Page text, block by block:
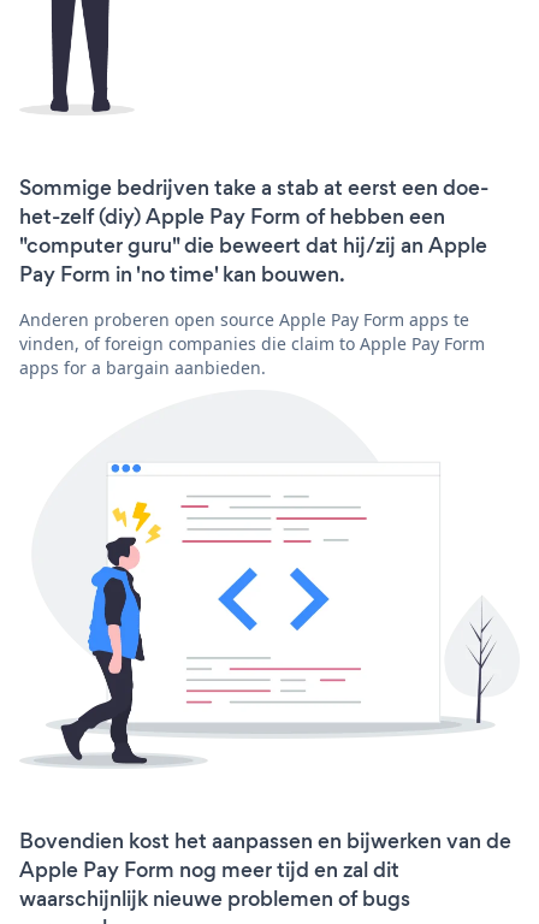
Sommige bedrijven take a stab at eerst een doe-
het-zelf (diy) Apple Pay Form of hebben een
"computer guru" die beweert dat hij/zij an Apple
Pay Form in 'no time' kan bouwen.
Anderen proberen open source Apple Pay Form apps te
vinden, of foreign companies die claim to Apple Pay Form
apps for a bargain aanbieden.
Bovendien kost het aanpassen en bijwerken van de
Apple Pay Form nog meer tijd en zal dit
waarschijnlijk nieuwe problemen of bugs